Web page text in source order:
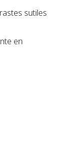
sutiles
en